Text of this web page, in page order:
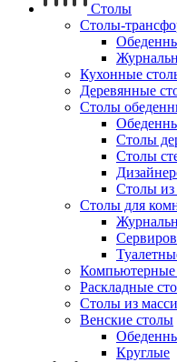
Столы
Столы-
Кухонные
Деревянные
Столы
Столы
Столы
Столы из
Столы для
Компьютерные
Раскладные
Столы из
Венские столы
Круглые